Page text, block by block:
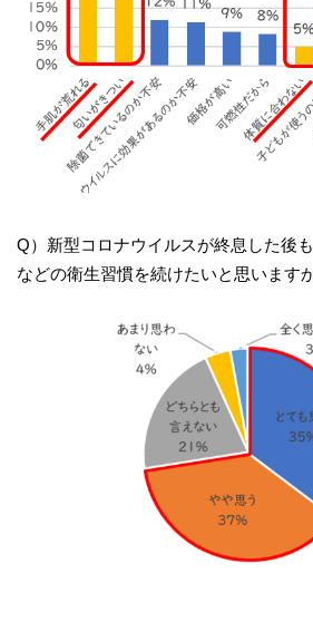
Q）新型コロナウイルスが終息した後
などの衛生習慣を続けたいと思います